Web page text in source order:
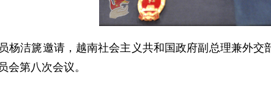
洁篪邀请，越南社会主义共和国政府副总理兼外交
会第八次会议。